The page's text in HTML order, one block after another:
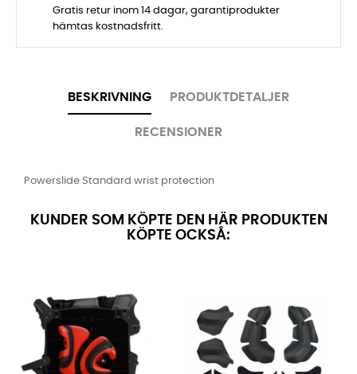
Gratis retur inom 14 dagar, garantiprodukter
hämtas kostnadsfritt.
BESKRIVNING PRODUKTDETALJER
RECENSIONER
Powerslide Standard wrist protection
KUNDER SOM KÖPTE DEN HÄR PRODUKTEN
KÖPTE OCKSÅ: